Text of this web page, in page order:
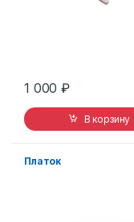
1 000₽
В корзину
Платок